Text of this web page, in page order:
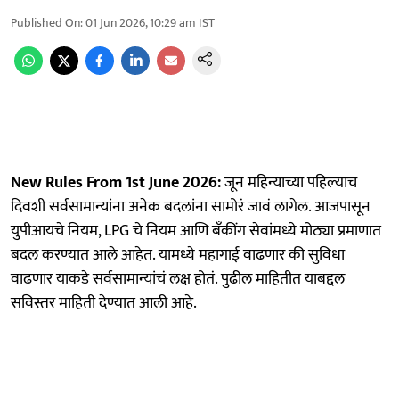
Published On:01 Jun 2026, 10:29 am IST
New Rules From 1st June 2026:जून महिन्याच्या पहिल्याच
दिवशी सर्वसामान्यांना अनेक बदलांना सामोरं जावं लागेल. आजपासून
युपीआयचे नियम, LPG चे नियम आणि बॅंकींग सेवांमध्ये मोठ्या प्रमाणात
बदल करण्यात आले आहेत. यामध्ये महागाई वाढणार की सुविधा
वाढणार याकडे सर्वसामान्यांचं लक्ष होतं. पुढील माहितीत याबद्दल
सविस्तर माहिती देण्यात आली आहे.